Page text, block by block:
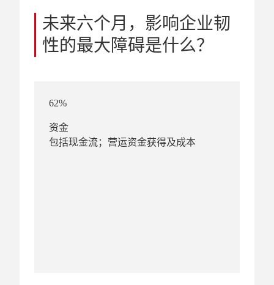
未来六个月，影响企业韧
性的最大障碍是什么？
62%
资金
包括现金流；营运资金获得及成本